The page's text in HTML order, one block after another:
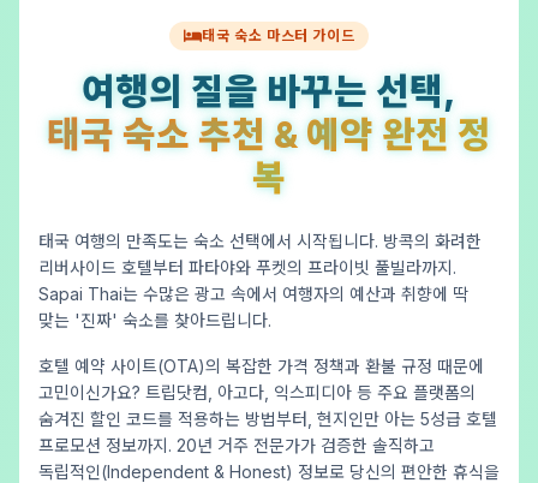
태국 숙소 마스터 가이드
여행의 질을 바꾸는 선택,
태국 숙소 추천 & 예약 완전 정
복
태국 여행의 만족도는 숙소 선택에서 시작됩니다. 방콕의 화려한
리버사이드 호텔부터 파타야와 푸켓의 프라이빗 풀빌라까지.
Sapai Thai는 수많은 광고 속에서 여행자의 예산과 취향에 딱
맞는 '진짜' 숙소를 찾아드립니다.
호텔 예약 사이트(OTA)의 복잡한 가격 정책과 환불 규정 때문에
고민이신가요? 트립닷컴, 아고다, 익스피디아 등 주요 플랫폼의
숨겨진 할인 코드를 적용하는 방법부터, 현지인만 아는 5성급 호텔
프로모션 정보까지. 20년 거주 전문가가 검증한 솔직하고
독립적인(Independent & Honest) 정보로 당신의 편안한 휴식을